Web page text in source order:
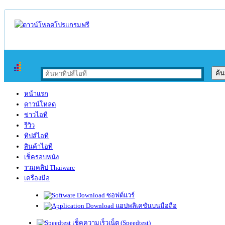
หน้าแรก
ดาวน์โหลด
ข่าวไอที
รีวิว
ทิปส์ไอที
สินค้าไอที
เช็ครอบหนัง
รวมคลิป Thaiware
เครื่องมือ
ซอฟต์แวร์
แอปพลิเคชันบนมือถือ
เช็คความเร็วเน็ต (Speedtest)